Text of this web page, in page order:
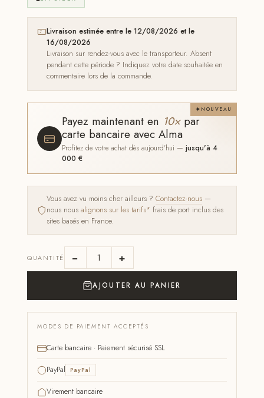
Livraison estimée entre le 12/08/2026 et le
16/08/2026
Livraison sur rendez-vous avec le transporteur. Absent
pendant cette période ? Indiquez votre date souhaitée en
commentaire lors de la commande.
NOUVEAU
Payez maintenant en 10×par
carte bancaire avec Alma
Profitez de votre achat dès aujourd'hui —jusqu'à 4
000 €
Vous avez vu moins cher ailleurs ?Contactez-nous —
nous nousalignons sur les tarifs* frais de port inclus des
sites basés en France.
QUANTITÉ − +
AJOUTER AU PANIER
MODES DE PAIEMENT ACCEPTÉS
Carte bancaire · Paiement sécurisé SSL
PayPal PayPal
Virement bancaire